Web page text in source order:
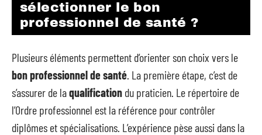
sélectionner le bon
professionnel de santé ?
Plusieurs éléments permettent d’orienter son choix vers le
bon professionnel de santé . La première étape, c’est de
s’assurer de laqualification du praticien. Le répertoire de
l’Ordre professionnel est la référence pour contrôler
diplômes et spécialisations. L’expérience pèse aussi dans la